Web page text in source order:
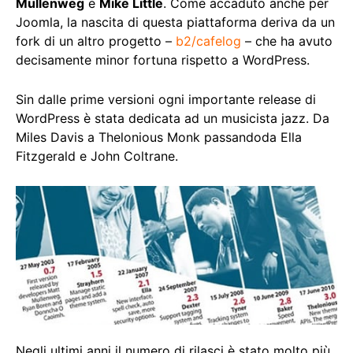
Mullenweg e Mike Little. Come accaduto anche per
Joomla, la nascita di questa piattaforma deriva da un
fork di un altro progetto – b2/cafelog – che ha avuto
decisamente minor fortuna rispetto a WordPress.
Sin dalle prime versioni ogni importante release di
WordPress è stata dedicata ad un musicista jazz. Da
Miles Davis a Thelonious Monk passandoda Ella
Fitzgerald e John Coltrane.